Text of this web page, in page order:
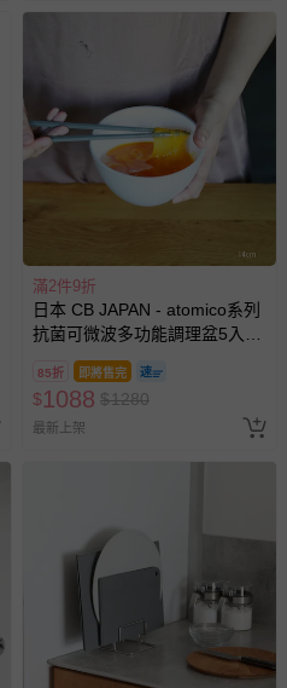
滿2件9折
日本 CB JAPAN - atomico系列
抗菌可微波多功能調理盆5入
組-米-620g
85折 即將售完
$1088 $1280
最新上架